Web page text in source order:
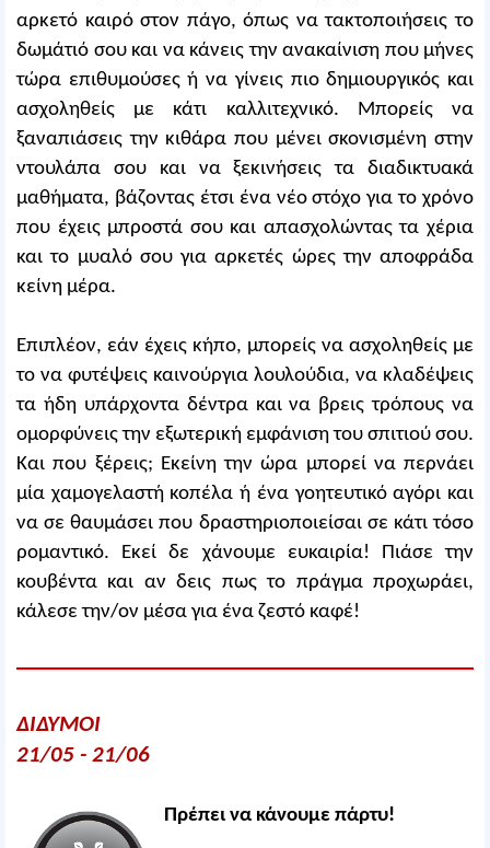
αρκετό καιρό στον πάγο, όπως να τακτοποιήσεις το
δωμάτιό σου και να κάνεις την ανακαίνιση που μήνες
τώρα επιθυμούσες ή να γίνεις πιο δημιουργικός και
ασχοληθείς με κάτι καλλιτεχνικό. Μπορείς να
ξαναπιάσεις την κιθάρα που μένει σκονισμένη στην
ντουλάπα σου και να ξεκινήσεις τα διαδικτυακά
μαθήματα, βάζοντας έτσι ένα νέο στόχο για το χρόνο
που έχεις μπροστά σου και απασχολώντας τα χέρια
και το μυαλό σου για αρκετές ώρες την αποφράδα
κείνη μέρα.
Επιπλέον, εάν έχεις κήπο, μπορείς να ασχοληθείς με
το να φυτέψεις καινούργια λουλούδια, να κλαδέψεις
τα ήδη υπάρχοντα δέντρα και να βρεις τρόπους να
ομορφύνεις την εξωτερική εμφάνιση του σπιτιού σου.
Και που ξέρεις; Εκείνη την ώρα μπορεί να περνάει
μία χαμογελαστή κοπέλα ή ένα γοητευτικό αγόρι και
να σε θαυμάσει που δραστηριοποιείσαι σε κάτι τόσο
ρομαντικό. Εκεί δε χάνουμε ευκαιρία! Πιάσε την
κουβέντα και αν δεις πως το πράγμα προχωράει,
κάλεσε την/ον μέσα για ένα ζεστό καφέ!
ΔΙΔΥΜΟΙ
21/05 - 21/06
Πρέπει να κάνουμε πάρτυ!